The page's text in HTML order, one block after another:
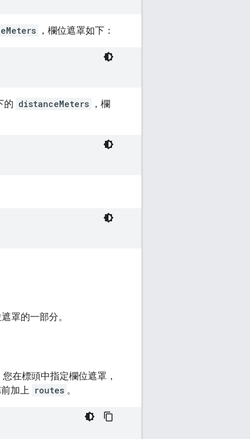
，欄位遮罩如下：
的 distanceMeters ，欄
罩的一部分。
在標頭中指定欄位遮罩，
加上 routes 。